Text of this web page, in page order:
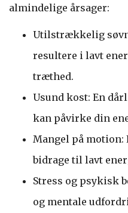
almindelige årsager:
Utilstrækkelig
resultere i lavt
træthed.
Usund kost: En
kan påvirke din
Mangel på
bidrage til lavt
Stress og psykisk
og mentale